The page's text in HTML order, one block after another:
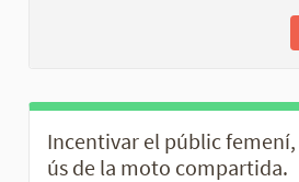
Incentivar el públic
ús de la moto compartida.